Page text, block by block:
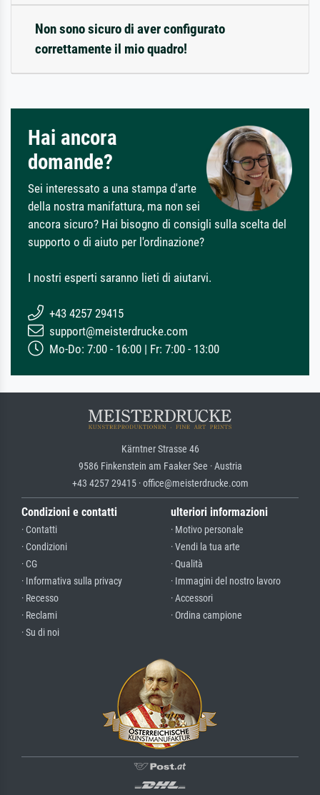
Non sono sicuro di aver configurato
correttamente il mio quadro!
Hai ancora
domande?
Sei interessato a una stampa d'arte
della nostra manifattura, ma non sei
ancora sicuro? Hai bisogno di consigli sulla scelta del
supporto o di aiuto per l'ordinazione?
I nostri esperti saranno lieti di aiutarvi.
+43 4257 29415
support@meisterdrucke.com
Mo-Do: 7:00 - 16:00 | Fr: 7:00 - 13:00
Kärntner Strasse 46
9586 Finkenstein am Faaker See · Austria
+43 4257 29415 · office@meisterdrucke.com
Condizioni e contatti
· Contatti
· Condizioni
· CG
· Informativa sulla privacy
· Recesso
· Reclami
· Su di noi
ulteriori informazioni
· Motivo personale
· Vendi la tua arte
· Qualità
· Immagini del nostro lavoro
· Accessori
· Ordina campione